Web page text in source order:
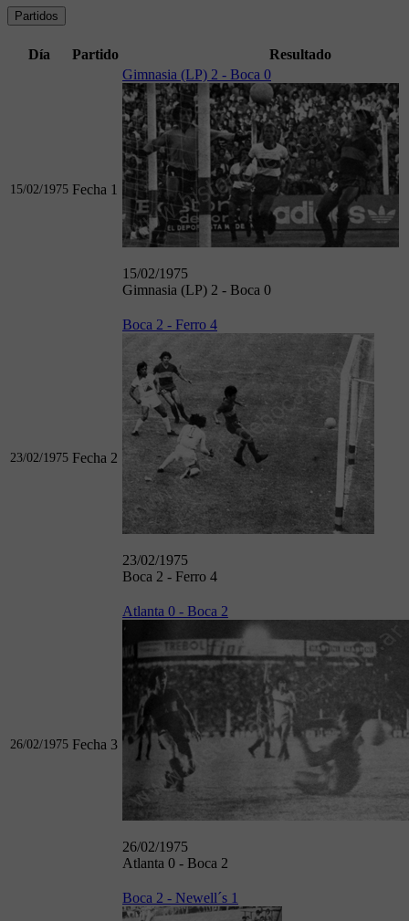
Partidos
Día Partido Resultado
15/02/1975 Fecha 1
Gimnasia (LP) 2 - Boca 0
15/02/1975
Gimnasia (LP) 2 - Boca 0
23/02/1975 Fecha 2
Boca 2 - Ferro 4
23/02/1975
Boca 2 - Ferro 4
26/02/1975 Fecha 3
Atlanta 0 - Boca 2
26/02/1975
Atlanta 0 - Boca 2
Boca 2 - Newell´s 1